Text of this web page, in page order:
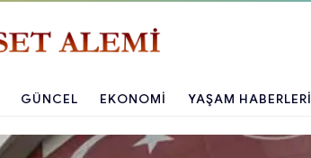
GÜNCEL EKONOMI YAŞAM HABERLERI